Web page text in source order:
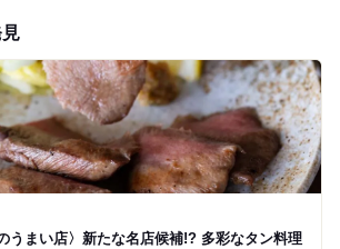
うまい店〉新たな名店候補!? 多彩なタン料理